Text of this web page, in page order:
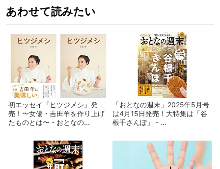
あわせて読みたい
初エッセイ『ヒツジメシ』発
売！〜女優・吉田羊を作り上げ
たものとは〜 - おとなの...
「おとなの週末」2025年5月号
は4月15日発売！大特集は「谷
根千さんぽ」 - ...